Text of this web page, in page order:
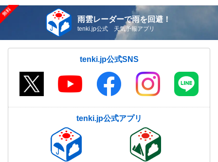
雨雲レーダーで雨を回避！
tenki.jp公式 天気予報アプリ
tenki.jp公式SNS
tenki.jp公式アプリ